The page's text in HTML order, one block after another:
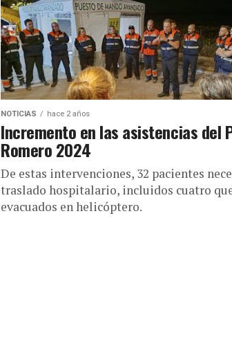
NOTICIAS hace 2 años
Incremento en las asistencias del
Romero 2024
De estas intervenciones, 32 pacientes
traslado hospitalario, incluidos cuatro
evacuados en helicóptero.